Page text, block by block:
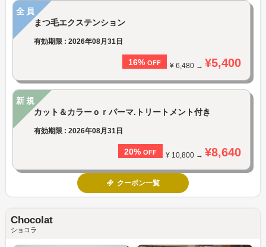
全員
まつ毛エクステンション
有効期限 : 2026年08月31日
16% OFF ¥ 6,480 → ¥5,400
新規
カット＆カラーｏｒパーマ.トリートメント付き
有効期限 : 2026年08月31日
20% OFF ¥ 10,800 → ¥8,640
クーポン一覧
Chocolat
ショコラ